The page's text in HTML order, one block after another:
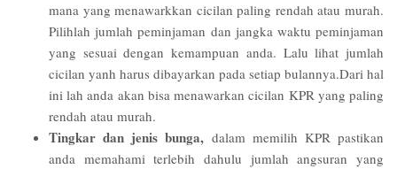
mana yang menawarkkan cicilan paling rendah atau murah.
Pilihlah jumlah peminjaman dan jangka waktu peminjaman
yang sesuai dengan kemampuan anda. Lalu lihat jumlah
cicilan yanh harus dibayarkan pada setiap bulannya.Dari hal
ini lah anda akan bisa menawarkan cicilan KPR yang paling
rendah atau murah.
Tingkar dan jenis bunga, dalam memilih KPR pastikan
anda memahami terlebih dahulu jumlah angsuran yang